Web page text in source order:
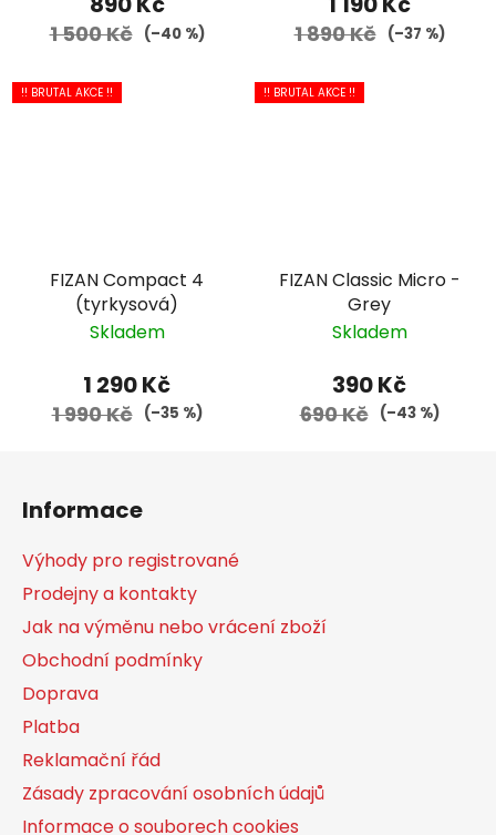
1 500 Kč (–40 %) 1 890 Kč (–37 %)
!! BRUTAL AKCE !!
FIZAN Compact 4
(tyrkysová)
Skladem
1 290 Kč
1 990 Kč (–35 %)
!! BRUTAL AKCE !!
FIZAN Classic Micro -
Grey
Skladem
390 Kč
690 Kč (–43 %)
Informace
Výhody pro registrované
Prodejny a kontakty
Jak na výměnu nebo vrácení zboží
Obchodní podmínky
Doprava
Platba
Reklamační řád
Zásady zpracování osobních údajů
Informace o souborech cookies